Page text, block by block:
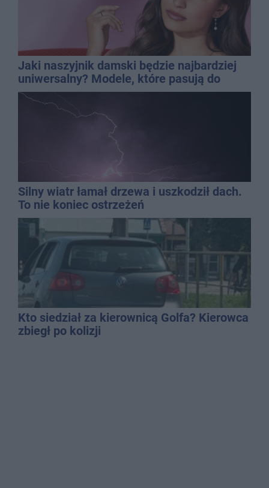
Jaki naszyjnik damski będzie najbardziej
uniwersalny? Modele, które pasują do
wielu stylizacji
Silny wiatr łamał drzewa i uszkodził dach.
To nie koniec ostrzeżeń
Kto siedział za kierownicą Golfa? Kierowca
zbiegł po kolizji